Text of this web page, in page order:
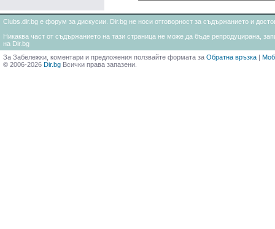
Clubs.dir.bg е форум за дискусии. Dir.bg не носи отговорност за съдържанието и
Никаква част от съдържанието на тази страница не може да бъде репродуцирана,
на Dir.bg
За Забележки, коментари и предложения ползвайте формата за Обратна връзка |
© 2006-2026 Dir.bg Всички права запазени.